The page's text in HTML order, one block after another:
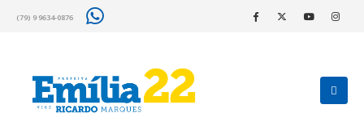
(79) 9 9634-0876